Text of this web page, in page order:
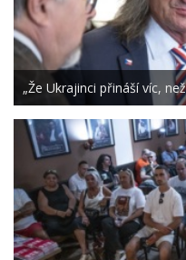
„Že Ukrajinci přináší víc,